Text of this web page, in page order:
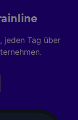
jeden Tag über